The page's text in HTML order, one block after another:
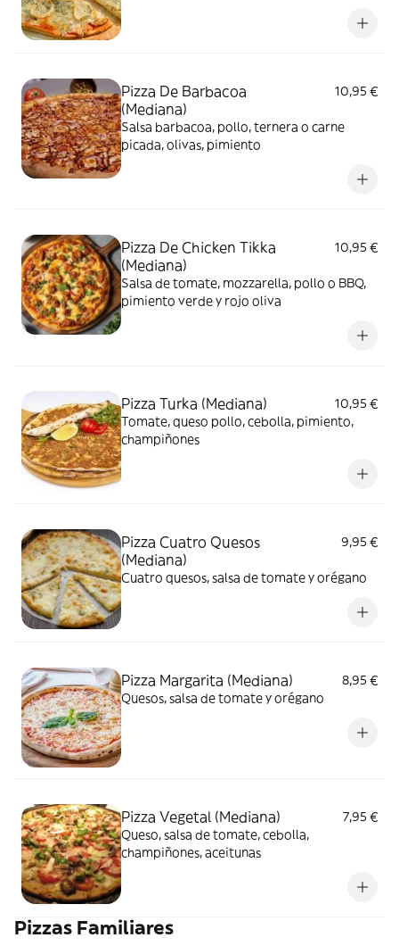
Pizza De Barbacoa
(Mediana)
10,95 €
Salsa barbacoa, pollo, ternera o carne
picada, olivas, pimiento
Pizza De Chicken Tikka
(Mediana)
10,95 €
Salsa de tomate, mozzarella, pollo o BBQ,
pimiento verde y rojo oliva
Pizza Turka (Mediana)
10,95 €
Tomate, queso pollo, cebolla, pimiento,
champiñones
Pizza Cuatro Quesos
(Mediana)
9,95 €
Cuatro quesos, salsa de tomate y orégano
Pizza Margarita (Mediana)
8,95 €
Quesos, salsa de tomate y orégano
Pizza Vegetal (Mediana)
7,95 €
Queso, salsa de tomate, cebolla,
champiñones, aceitunas
Pizzas Familiares